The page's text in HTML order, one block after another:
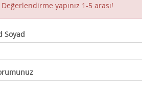
Değerlendirme yapınız 1-5 arası!
Soyad